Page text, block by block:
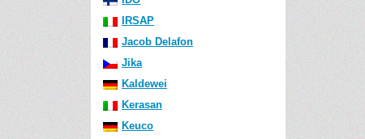
IRSAP
Jacob Delafon
Jika
Kaldewei
Kerasan
Keuco